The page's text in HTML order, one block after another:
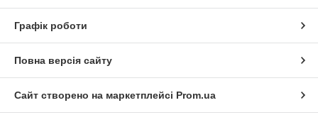
Графік роботи
Повна версія сайту
Сайт створено на маркетплейсі Prom.ua